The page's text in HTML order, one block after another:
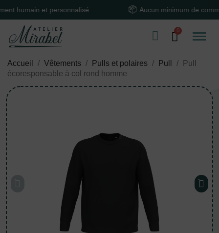
et personnalisé Aucun minimum de commande
Accueil Vêtements Pulls et polaires Pull
Pull
écoresponsable à col rond homme